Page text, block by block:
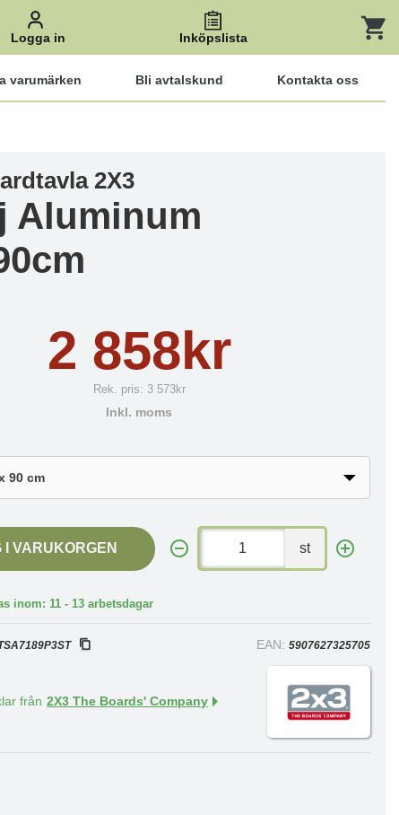
Logga in Inköpslista
varumärken Bli avtalskund Kontakta oss
2X3
Aluminum
2 858kr
Rek. pris: 3 573kr
Inkl. moms
I VARUKORGEN st
inom: 11 - 13 arbetsdagar
EAN: 5907627325705
från 2X3 The Boards' Company